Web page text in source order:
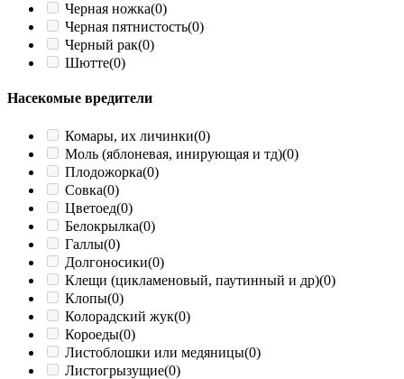
Черная ножка(0)
Черная пятнистость(0)
Черный рак(0)
Шютте(0)
Насекомые вредители
Комары, их личинки(0)
Моль (яблоневая, инирующая и тд)(0)
Плодожорка(0)
Совка(0)
Цветоед(0)
Белокрылка(0)
Галлы(0)
Долгоносики(0)
Клещи (цикламеновый, паутинный и др)(0)
Клопы(0)
Колорадский жук(0)
Короеды(0)
Листоблошки или медяницы(0)
Листогрызущие(0)